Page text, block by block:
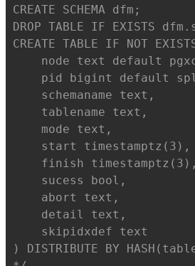
CREATE SCHEMA dfm;
DROP TABLE IF EXISTS
CREATE TABLE IF NOT
node text default
pid bigint default
    schemaname text,
    tablename text,
    mode text,
    start timestamptz(3),
    finish timestamptz(3),
    sucess bool,
    abort text,
    detail text,
    skipidxdef text
) DISTRIBUTE BY